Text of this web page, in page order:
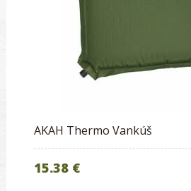
AKAH Thermo Vankúš
15.38 €